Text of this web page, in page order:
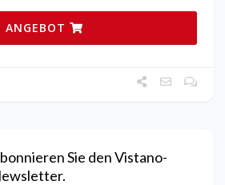
ANGEBOT
Sie den Vistano-